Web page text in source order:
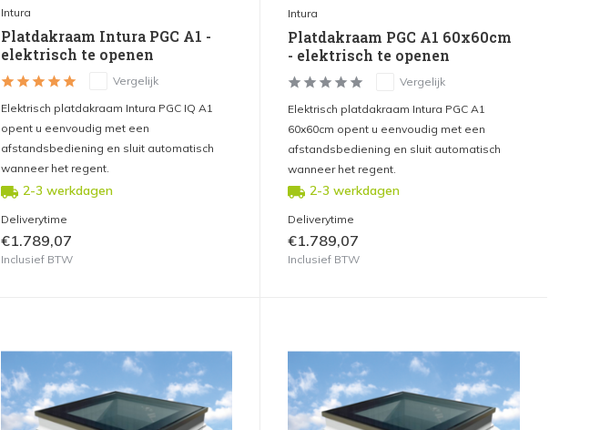
Intura
Platdakraam Intura PGC A1 -
elektrisch te openen
Vergelijk
Elektrisch platdakraam Intura PGC IQ A1
opent u eenvoudig met een
afstandsbediening en sluit automatisch
wanneer het regent.
2-3 werkdagen
Deliverytime
€1.789,07
Inclusief BTW
Intura
Platdakraam PGC A1 60x60cm
- elektrisch te openen
Vergelijk
Elektrisch platdakraam Intura PGC A1
60x60cm opent u eenvoudig met een
afstandsbediening en sluit automatisch
wanneer het regent.
2-3 werkdagen
Deliverytime
€1.789,07
Inclusief BTW